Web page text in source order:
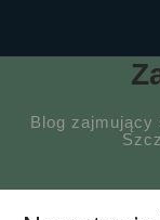
Blog zajmujący